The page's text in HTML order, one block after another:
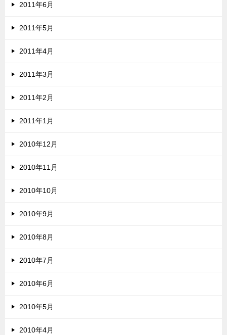
2011年6月
2011年5月
2011年4月
2011年3月
2011年2月
2011年1月
2010年12月
2010年11月
2010年10月
2010年9月
2010年8月
2010年7月
2010年6月
2010年5月
2010年4月